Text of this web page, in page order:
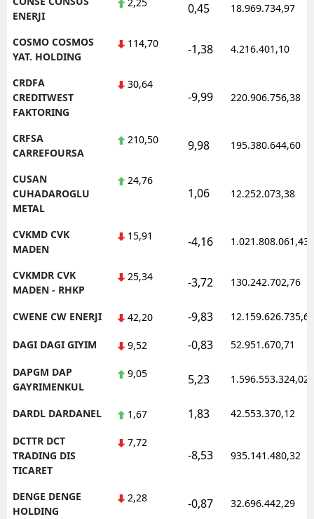
ENERJI
2,25 0,45 18.969.734,97
COSMO COSMOS
YAT. HOLDING
114,70 -1,38 4.216.401,10
CRDFA
CREDITWEST
FAKTORING
30,64
-9,99 220.906.756,38
CRFSA
CARREFOURSA
210,50 9,98 195.380.644,60
CUSAN
CUHADAROGLU
METAL
24,76
1,06 12.252.073,38
CVKMD CVK
MADEN
15,91 -4,16 1.021.808.061,43
CVKMDR CVK
MADEN - RHKP
25,34 -3,72 130.242.702,76
CWENE CW ENERJI 42,20 -9,83 12.159.626.735,62
DAGI DAGI GIYIM 9,52 -0,83 52.951.670,71
DAPGM DAP
GAYRIMENKUL
9,05 5,23 1.596.553.324,02
DARDL DARDANEL 1,67 1,83 42.553.370,12
DCTTR DCT
TRADING DIS
TICARET
7,72
-8,53 935.141.480,32
DENGE DENGE
HOLDING
2,28 -0,87 32.696.442,29